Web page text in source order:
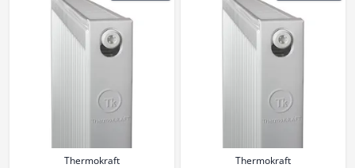
Thermokraft
Thermokraft